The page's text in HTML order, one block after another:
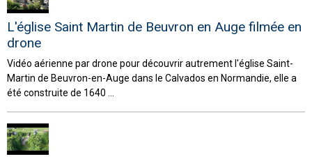
L'église Saint Martin de Beuvron en Auge filmée en
drone
Vidéo aérienne par drone pour découvrir autrement l'église Saint-
Martin de Beuvron-en-Auge dans le Calvados en Normandie, elle a
été construite de 1640 ...